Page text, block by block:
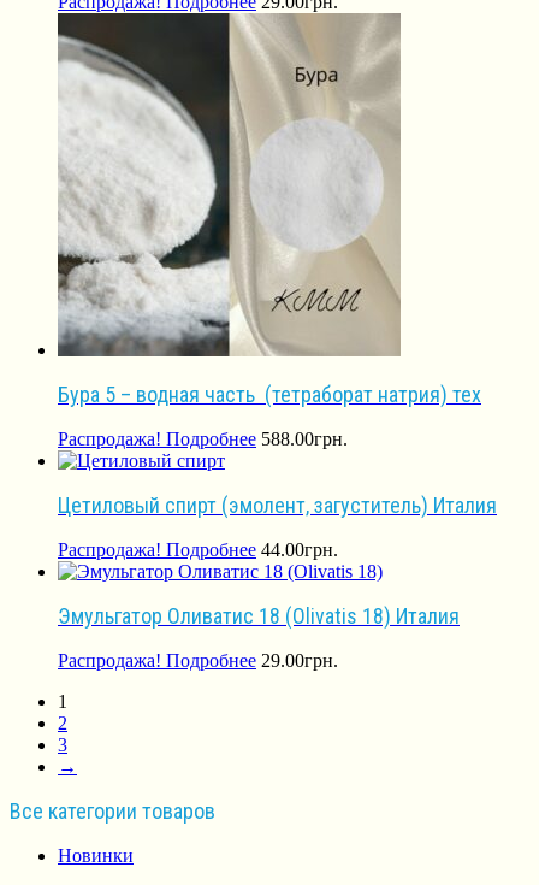
Бура 5 – водная часть (тетраборат натрия) тех
Распродажа! Подробнее 588.00грн.
Цетиловый спирт (эмолент, загуститель) Италия
Распродажа! Подробнее 44.00грн.
Эмульгатор Оливатис 18 (Olivatis 18) Италия
Распродажа! Подробнее 29.00грн.
1
2
3
→
Все категории товаров
Новинки